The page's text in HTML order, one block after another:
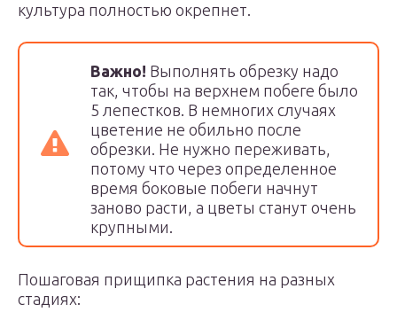
культура полностью окрепнет.
Важно! Выполнять обрезку надо
так, чтобы на верхнем побеге было
5 лепестков. В немногих случаях
цветение не обильно после
обрезки. Не нужно переживать,
потому что через определенное
время боковые побеги начнут
заново расти, а цветы станут очень
крупными.
Пошаговая прищипка растения на разных
стадиях: